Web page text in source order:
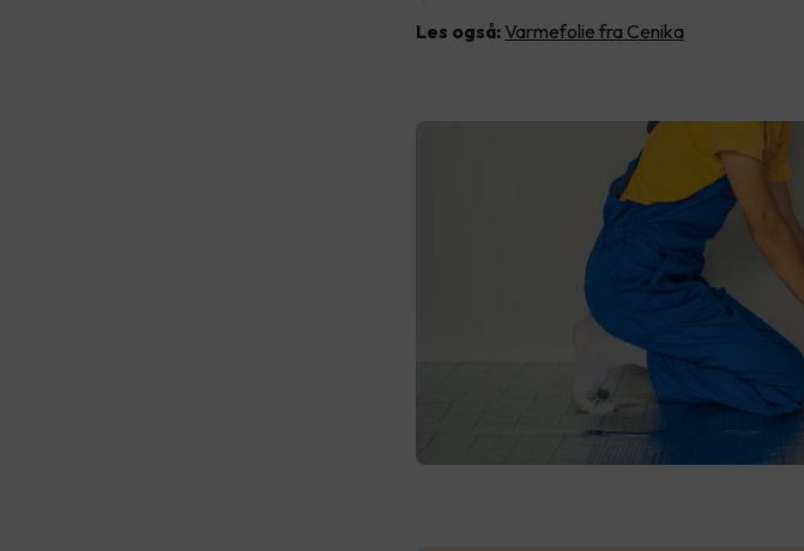
Les også: Varmefolie fra Cenika